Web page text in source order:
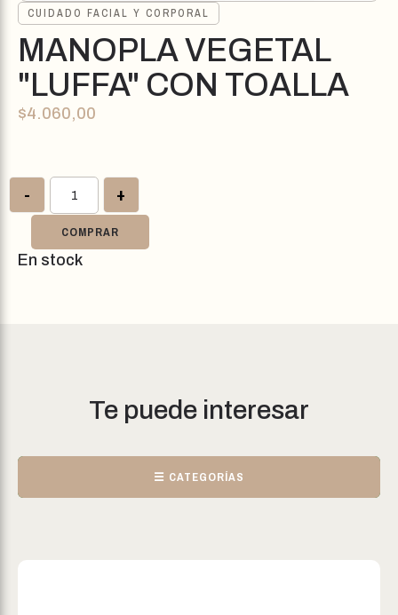
CUIDADO FACIAL Y CORPORAL
MANOPLA VEGETAL
"LUFFA" CON TOALLA
$4.060,00
- +
COMPRAR
En stock
Te puede interesar
☰ CATEGORÍAS